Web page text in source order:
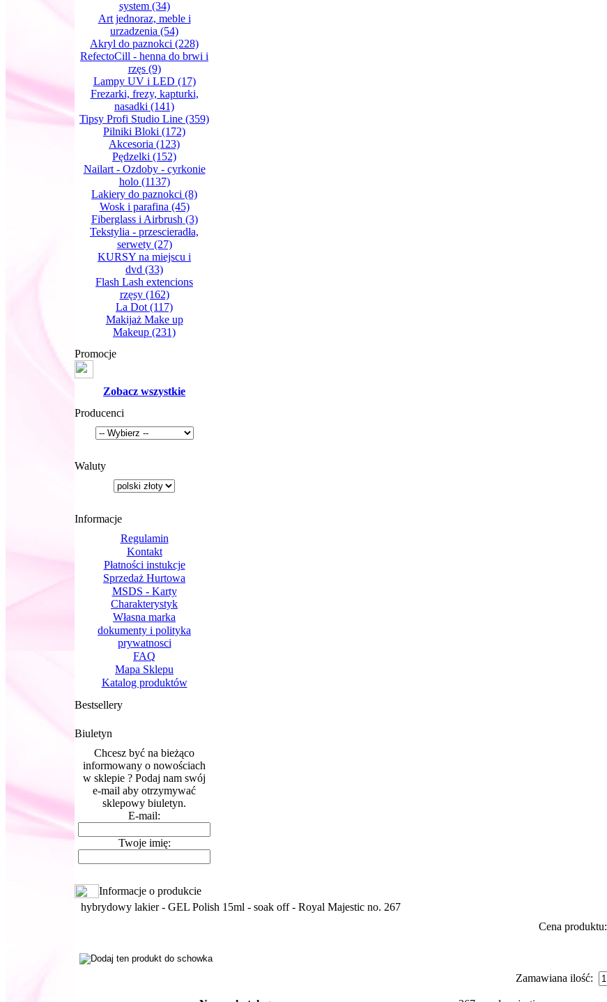
system(34)
Art jednoraz, meble i
urzadzenia (54)
Akryl do paznokci (228)
RefectoCill - henna do brwi i
rzęs(9)
Lampy UV i LED (17)
Frezarki, frezy, kapturki,
nasadki (141)
Tipsy Profi Studio Line (359)
Pilniki Bloki (172)
Akcesoria (123)
Pędzelki (152)
Nailart - Ozdoby - cyrkonie
holo(1137)
Lakiery do paznokci (8)
Wosk i parafina (45)
Fiberglass i Airbrush (3)
Tekstylia - przescieradła,
serwety(27)
KURSY na miejscu i
dvd (33)
Flash Lash extencions
rzęsy(162)
La Dot (117)
Makijaż Make up
Makeup (231)
Promocje
Zobacz wszystkie
Producenci
Waluty
Informacje
Regulamin
Kontakt
Płatności instukcje
Sprzedaż Hurtowa
MSDS - Karty
Charakterystyk
Własna marka
dokumenty i polityka
prywatnosci
FAQ
Mapa Sklepu
Katalog produktów
Bestsellery
Biuletyn
Chcesz być na bieżąco
informowany o nowościach
w sklepie ? Podaj nam swój
e-mail aby otrzymywać
sklepowy biuletyn.
E-mail:
Twoje imię:
Informacje o produkcie
hybrydowy lakier - GEL Polish 15ml - soak off - Royal Majestic no. 267
Cena produktu:
Zamawiana ilość: